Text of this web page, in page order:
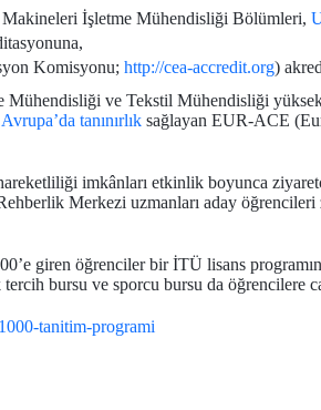
İşletme Mühendisliği Bölümleri,
Komisyonu; http://cea-accredit.org)
ve Tekstil Mühendisliği
Avrupa’da tanınırlık sağlayan EUR-ACE
imkânları etkinlik boyunca
Merkezi uzmanları aday
giren öğrenciler bir İTÜ lisans
bursu ve sporcu bursu da öğrencilere
tanitim-programi